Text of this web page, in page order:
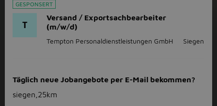
GESPONSERT
T
Versand / Exportsachbearbeiter
(m/w/d)
Tempton Personaldienstleistungen GmbH Siegen
Täglich neue Jobangebote per E-Mail bekommen?
siegen,25km